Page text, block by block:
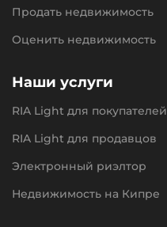
Продать недвижимость
Оценить недвижимость
Наши услуги
RIA Light для покупателей
RIA Light для продавцов
Электронный риэлтор
Недвижимость на Кипре